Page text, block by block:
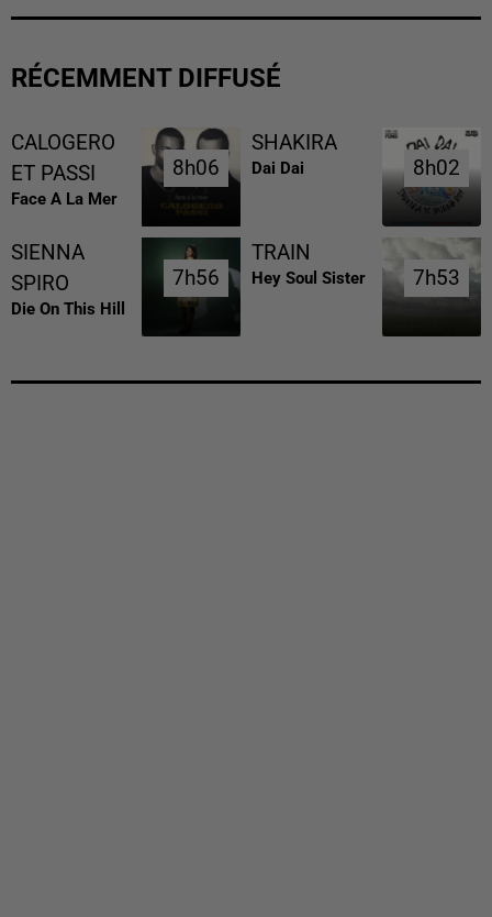
RÉCEMMENT DIFFUSÉ
CALOGERO
ET PASSI
Face A La Mer
8h06
8h06
SHAKIRA
Dai Dai 8h02
8h02
SIENNA
SPIRO
Die On This Hill
7h56
7h56
TRAIN
Hey Soul Sister 7h53
7h53